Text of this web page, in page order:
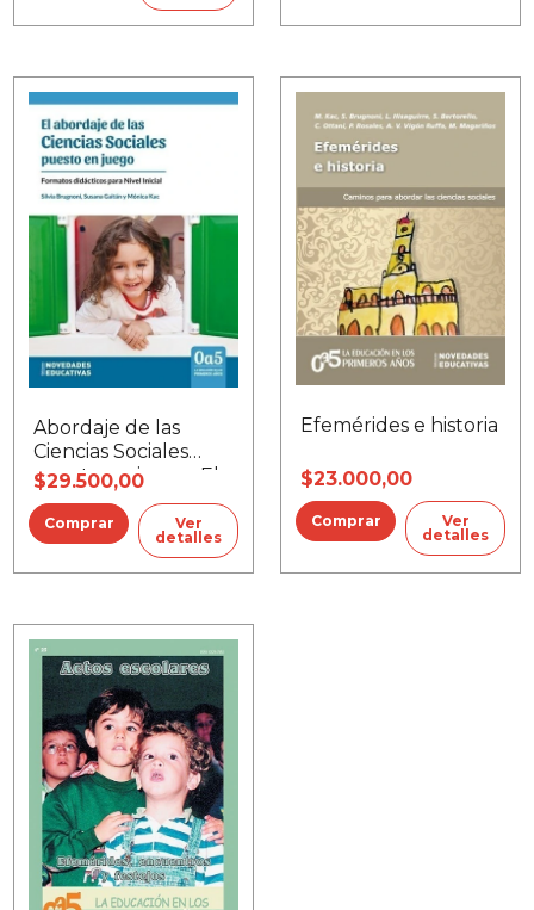
Abordaje de las
Ciencias Sociales
puesto en juego, El
$29.500,00
Ver
detalles
Efemérides e historia
$23.000,00
Ver
detalles